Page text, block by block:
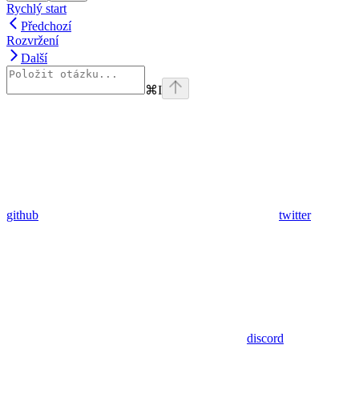
Rychlý start
Předchozí
Rozvržení
Další
⌘I
github twitter
discord